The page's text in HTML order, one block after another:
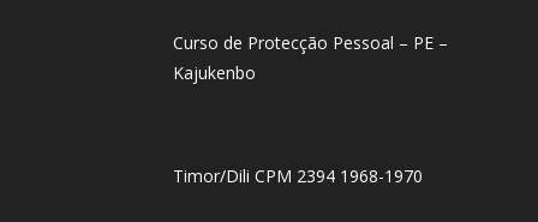
Curso de Protecção Pessoal – PE –
Kajukenbo
Timor/Dili CPM 2394 1968-1970